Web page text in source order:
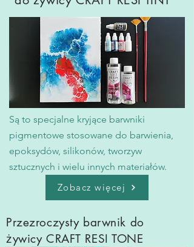
Są to specjalne kryjące barwniki
pigmentowe stosowane do barwienia,
epoksydów, silikonów, tworzyw
sztucznych i wielu innych materiałów.
Zobacz więcej
Przezroczysty barwnik do
żywicy CRAFT RESI TONE